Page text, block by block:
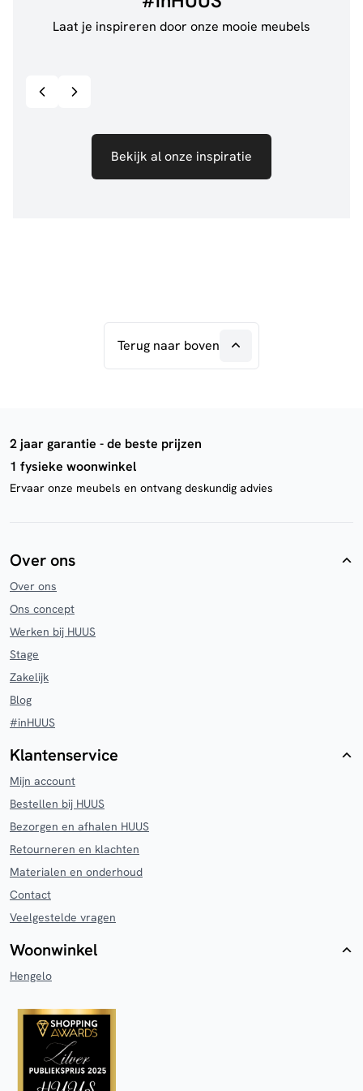
Laat je inspireren door onze mooie meubels
Bekijk al onze inspiratie
Terug naar boven
2 jaar garantie - de beste prijzen
1 fysieke woonwinkel
Ervaar onze meubels en ontvang deskundig advies
Over ons
Over ons
Ons concept
Werken bij HUUS
Stage
Zakelijk
Blog
#inHUUS
Klantenservice
Mijn account
Bestellen bij HUUS
Bezorgen en afhalen HUUS
Retourneren en klachten
Materialen en onderhoud
Contact
Veelgestelde vragen
Woonwinkel
Hengelo